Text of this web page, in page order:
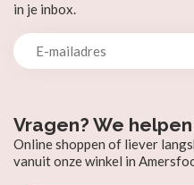
Vragen? We
Online shoppen of liever
vanuit onze winkel in
in je inbox.